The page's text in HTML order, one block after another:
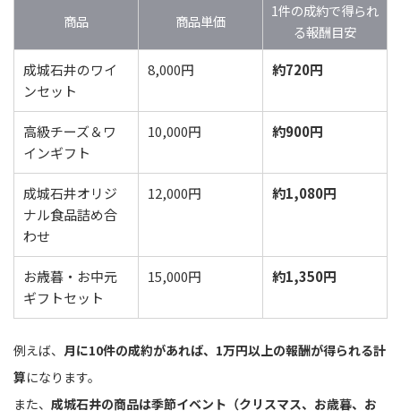
商品 商品単価
1件の成約で得られ
る報酬目安
成城石井のワイ
ンセット
8,000円 約720円
高級チーズ＆ワ
インギフト
10,000円 約900円
成城石井オリジ
ナル食品詰め合
わせ
12,000円 約1,080円
お歳暮・お中元
ギフトセット
15,000円 約1,350円
例えば、 月に10件の成約があれば、1万円以上の報酬が得られる計
算になります。
また、 成城石井の商品は季節イベント（クリスマス、お歳暮、お